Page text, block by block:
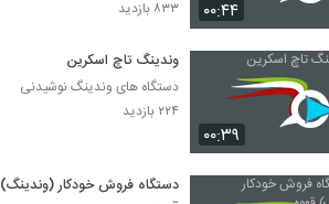
۰۰:۴۴
۸۳۳ بازدید
۰۰:۳۹
وندینگ تاچ اسکرین
دستگاه های وندینگ نوشیدنی
۲۲۴ بازدید
دستگاه فروش خودکار (وندینگ)